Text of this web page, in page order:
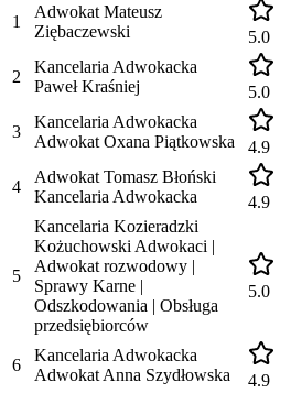
1
Adwokat Mateusz
Ziębaczewski
5.0
2
Kancelaria Adwokacka
Paweł Kraśniej
5.0
3
Kancelaria Adwokacka
Adwokat Oxana Piątkowska
4.9
4
Adwokat Tomasz Błoński
Kancelaria Adwokacka
4.9
5
Kancelaria Kozieradzki
Kożuchowski Adwokaci |
Adwokat rozwodowy |
Sprawy Karne |
Odszkodowania | Obsługa
przedsiębiorców
5.0
6
Kancelaria Adwokacka
Adwokat Anna Szydłowska
4.9